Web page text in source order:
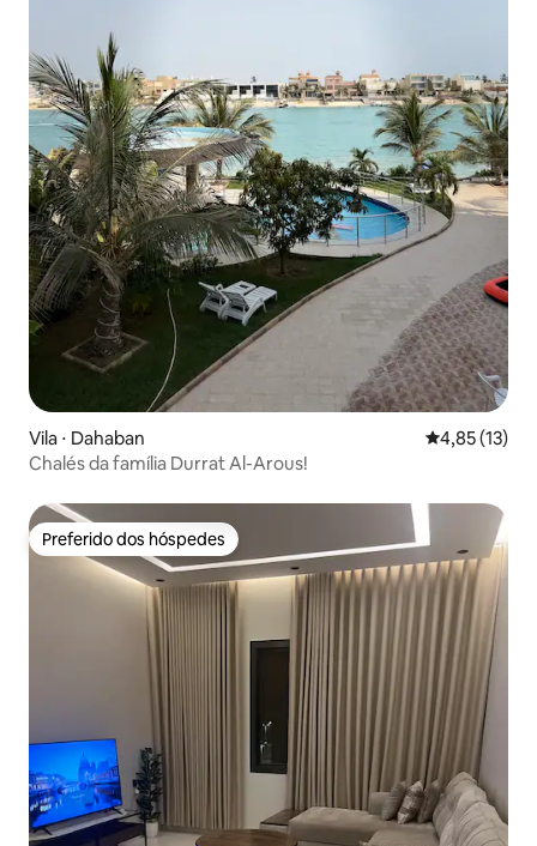
Vila ⋅ Dahaban 4,85 de uma
4,85 (13)
Chalés da família Durrat Al-Arous!
Preferido dos hóspedes
Preferido dos hóspedes